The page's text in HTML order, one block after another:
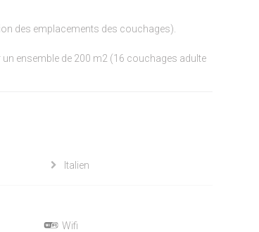
des emplacements des couchages).
ensemble de 200 m2 (16 couchages adulte
Italien
Wifi